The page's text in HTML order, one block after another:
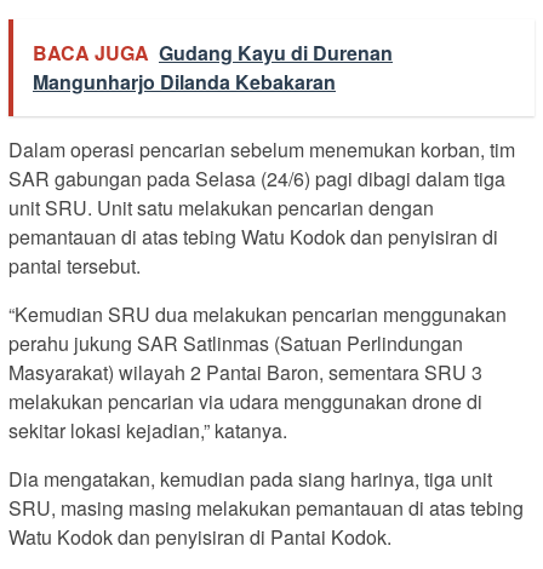
BACA JUGA Gudang Kayu di Durenan
Mangunharjo Dilanda Kebakaran
Dalam operasi pencarian sebelum menemukan korban, tim
SAR gabungan pada Selasa (24/6) pagi dibagi dalam tiga
unit SRU. Unit satu melakukan pencarian dengan
pemantauan di atas tebing Watu Kodok dan penyisiran di
pantai tersebut.
“Kemudian SRU dua melakukan pencarian menggunakan
perahu jukung SAR Satlinmas (Satuan Perlindungan
Masyarakat) wilayah 2 Pantai Baron, sementara SRU 3
melakukan pencarian via udara menggunakan drone di
sekitar lokasi kejadian,” katanya.
Dia mengatakan, kemudian pada siang harinya, tiga unit
SRU, masing masing melakukan pemantauan di atas tebing
Watu Kodok dan penyisiran di Pantai Kodok.